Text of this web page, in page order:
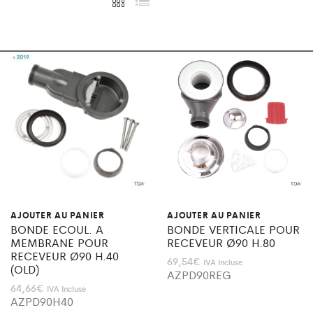
AJOUTER AU PANIER
BONDE ECOUL. A
MEMBRANE POUR
RECEVEUR Ø90 H.40
(OLD)
64,66€ IVA Incluse
AZPD90H40
AJOUTER AU PANIER
BONDE VERTICALE POUR
RECEVEUR Ø90 H.80
69,54€ IVA Incluse
AZPD90REG